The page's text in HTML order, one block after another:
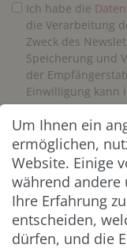
Ich habe die
die Verarbeitung
Zweck des
Speicherung und
der
Einwilligung kann
Abmeldung vom
**
ZAHLUNG &
Um Ihnen ein
ermöglichen,
Website. Einige
während andere
Ihre Erfahrung
entscheiden,
dürfen, und die